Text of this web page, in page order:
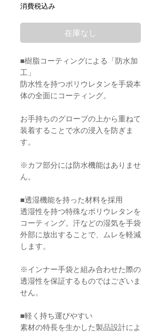
消費税込み
在庫なし
■樹脂コーティングによる「防水加
工」
防水性を持つポリウレタンを手袋本
体の全面にコーティング。
お手持ちのグローブの上から重ねて
装着することで水の浸入を防ぎま
す。
※カフ部分には防水機能はありませ
ん。
■透湿機能を持った材料を採用
透湿性を持つ特殊なポリウレタンを
コーティング。汗などの湿気を手袋
外部に放出することで、ムレを軽減
します。
※インナー手袋と組み合わせた際の
透湿性を保証するものではございま
せん。
■軽く持ち運びやすい
素材の特長を生かした製品設計によ